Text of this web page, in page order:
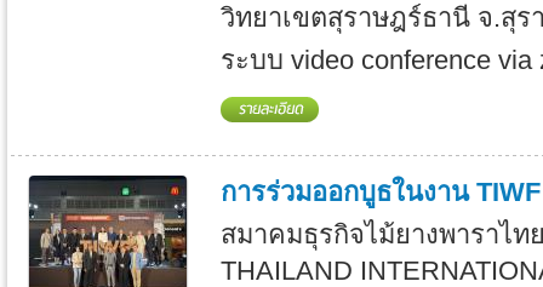
วิทยาเขตสุราษฎร์ธานี จ.สุ
ระบบ video conference via
การร่วมออกบูธในงาน
สมาคมธุรกิจไม้ยางพาราไท
THAILAND